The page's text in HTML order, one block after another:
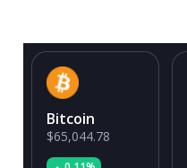
Bitcoin
$65,044.78